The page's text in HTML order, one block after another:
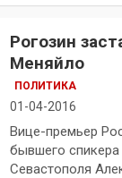
Рогозин
Меняйло
ПОЛИТИКА
01-04-2016
Вице-премьер
бывшего
Севастополя